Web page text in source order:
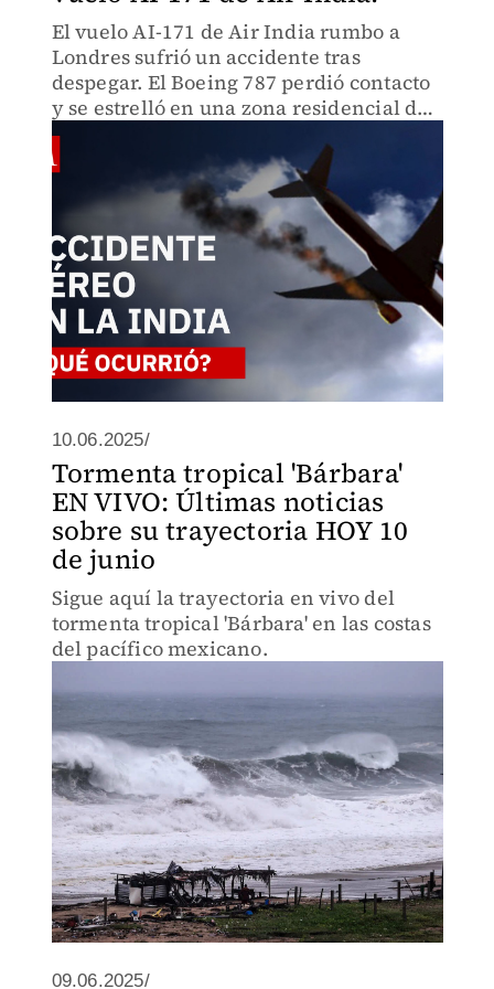
El vuelo AI-171 de Air India rumbo a
Londres sufrió un accidente tras
despegar. El Boeing 787 perdió contacto
y se estrelló en una zona residencial de
Meghani Nagar, Ahmedabad con 240
personas a bordo.
10.06.2025/
Tormenta tropical 'Bárbara'
EN VIVO: Últimas noticias
sobre su trayectoria HOY 10
de junio
Sigue aquí la trayectoria en vivo del
tormenta tropical 'Bárbara' en las costas
del pacífico mexicano.
09.06.2025/